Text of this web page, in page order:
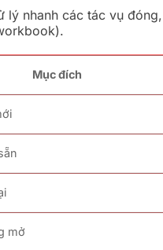
lý nhanh các tác vụ
Mục đích
mở